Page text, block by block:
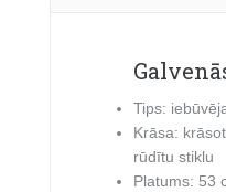
Tips:
Krāsa:
rūdītu stiklu
Platums: 53